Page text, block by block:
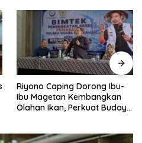
Riyono Caping Dorong Ibu-
Ibu Magetan Kembangkan
Olahan Ikan, Perkuat Budaya